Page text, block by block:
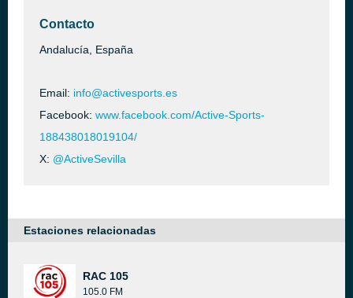
Contacto
Andalucía, España
Email: info@activesports.es
Facebook: www.facebook.com/Active-Sports-
188438018019104/
X: @ActiveSevilla
Estaciones relacionadas
RAC 105
105.0 FM